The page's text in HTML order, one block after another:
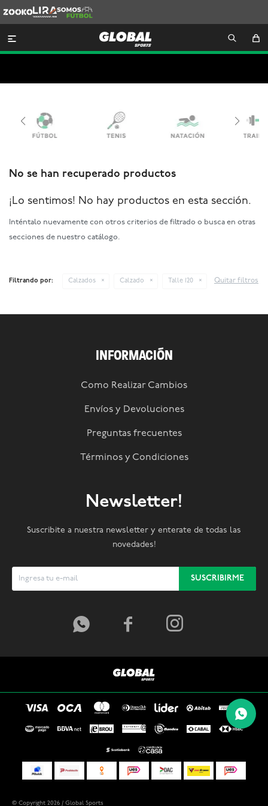
Lira
Somos
Futbol

No se han recuperado productos
¡Lo sentimos! No hay productos en esta sección.
Inténtalo nuevamente con otros criterios de filtrado o busca en otras
secciones de nuestro catálogo.
Filtrando por: Calzados Calzado Talle 120 Quitar filtros
INFORMACIÓN
Como Realizar Cambios
Envíos y Devoluciones
Preguntas frecuentes
Términos y Condiciones
Newsletter!
Suscribite a nuestra newsletter y enterate de todas las
novedades!
SUSCRIBIRME
  
© Copyright 2026 / Global Sports